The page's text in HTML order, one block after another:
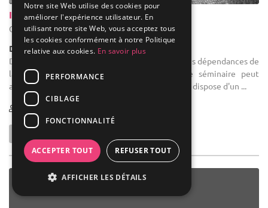
Indrani Lodge
Genappe - Brabant wallon (WBR)
Demeure de caractère / Domaine
Domaine salle des fêtes : Aménagée dans une des dépendances de
la ferme à l’écart des chambres, la salle de séminaire peut
accueillir 14 participants. Très bien équipée, elle dispose d'un ...
1-100
Notre site Web utilise des cookies pour
améliorer l'expérience utilisateur. En
utilisant notre site Web, vous acceptez tous
les cookies conformément à notre Politique
relative aux cookies. En savoir plus
PERFORMANCE
CIBLAGE
FONCTIONNALITÉ
ACCEPTER TOUT REFUSER TOUT
AFFICHER LES DÉTAILS